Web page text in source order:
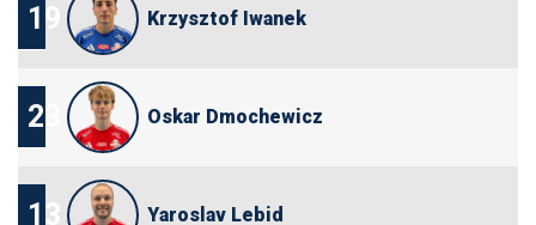
19 Krzysztof Iwanek
23 Oskar Dmochewicz
13 Yaroslav Lebid